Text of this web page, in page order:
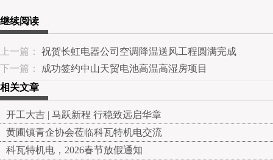
继续阅读
上一篇： 祝贺长虹电器公司空调降温送风工程圆满完成
下一篇：
成功签约中山天贸电池高温高湿房项目
相关文章
开工大吉 | 马跃新程 行稳致远启华章
黄圃镇青企协会莅临科瓦特机电交流
科瓦特机电，2026春节放假通知